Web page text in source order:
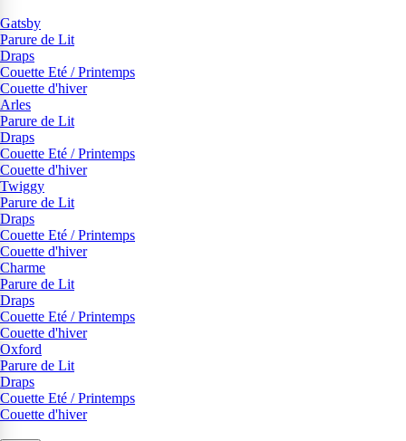
Gatsby
Parure de Lit
Draps
Couette Eté / Printemps
Couette d'hiver
Arles
Parure de Lit
Draps
Couette Eté / Printemps
Couette d'hiver
Twiggy
Parure de Lit
Draps
Couette Eté / Printemps
Couette d'hiver
Charme
Parure de Lit
Draps
Couette Eté / Printemps
Couette d'hiver
Oxford
Parure de Lit
Draps
Couette Eté / Printemps
Couette d'hiver